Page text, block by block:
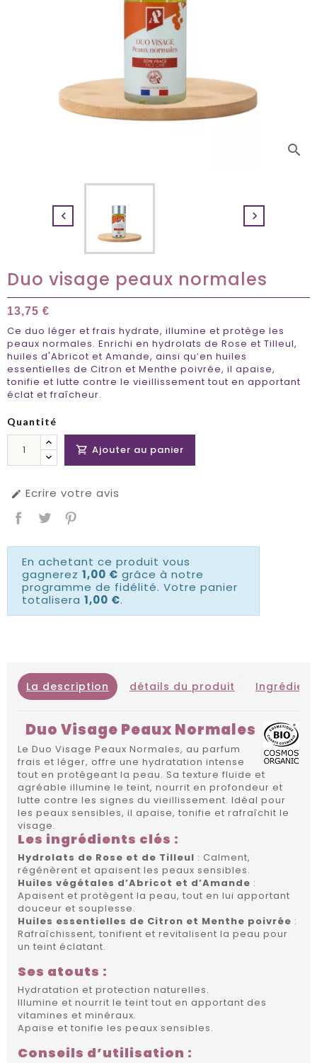
search
 
Duo visage peaux normales
13,75 €
Ce duo léger et frais hydrate, illumine et protège les
peaux normales. Enrichi en hydrolats de Rose et Tilleul,
huiles d'Abricot et Amande, ainsi qu’en huiles
essentielles de Citron et Menthe poivrée, il apaise,
tonifie et lutte contre le vieillissement tout en apportant
éclat et fraîcheur.
Quantité
 Ajouter au panier
 Ecrire votre avis
En achetant ce produit vous
gagnerez 1,00 € grâce à notre
programme de fidélité. Votre panier
totalisera 1,00 €.
La description détails du produit
Duo Visage Peaux Normales
Le Duo Visage Peaux Normales, au parfum
frais et léger, offre une hydratation intense
tout en protégeant la peau. Sa texture fluide et
agréable illumine le teint, nourrit en profondeur et
lutte contre les signes du vieillissement. Idéal pour
les peaux sensibles, il apaise, tonifie et rafraîchit le
visage.
Les ingrédients clés :
Hydrolats de Rose et de Tilleul : Calment,
régénèrent et apaisent les peaux sensibles.
Huiles végétales d’Abricot et d’Amande :
Apaisent et protègent la peau, tout en lui apportant
douceur et souplesse.
Huiles essentielles de Citron et Menthe poivrée :
Rafraîchissent, tonifient et revitalisent la peau pour
un teint éclatant.
Ses atouts :
Hydratation et protection naturelles.
Illumine et nourrit le teint tout en apportant des
vitamines et minéraux.
Apaise et tonifie les peaux sensibles.
Conseils d’utilisation :